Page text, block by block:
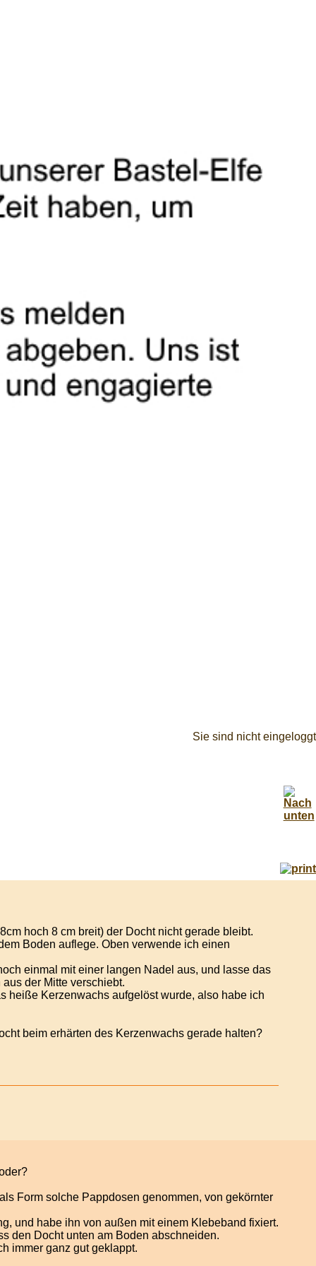
Sie sind nicht eingeloggt
hoch 8 cm breit) der Docht nicht gerade bleibt.
Boden auflege. Oben verwende ich einen
einmal mit einer langen Nadel aus, und lasse das
der Mitte verschiebt.
heiße Kerzenwachs aufgelöst wurde, also habe ich
beim erhärten des Kerzenwachs gerade halten?
Form solche Pappdosen genommen, von gekörnter
und habe ihn von außen mit einem Klebeband fixiert.
den Docht unten am Boden abschneiden.
immer ganz gut geklappt.